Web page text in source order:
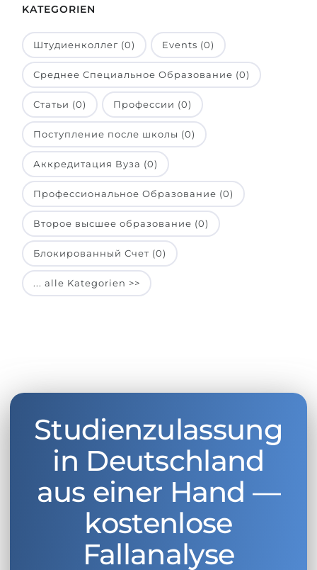
BERATUNG BUCHEN
KATEGORIEN
Штудиенколлег (0) Events (0)
Среднее Специальное Образование (0)
Статьи (0) Профессии (0)
Поступление после школы (0)
Аккредитация Вуза (0)
Профессиональное Образование (0)
Второе высшее образование (0)
Блокированный Счет (0)
... alle Kategorien >>
Studienzulassung
in Deutschland
aus einer Hand —
kostenlose
Fallanalyse